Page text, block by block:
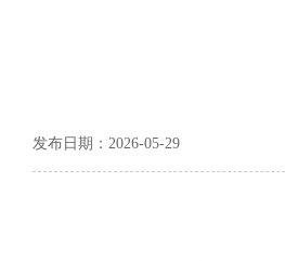
发布日期：2026-05-29